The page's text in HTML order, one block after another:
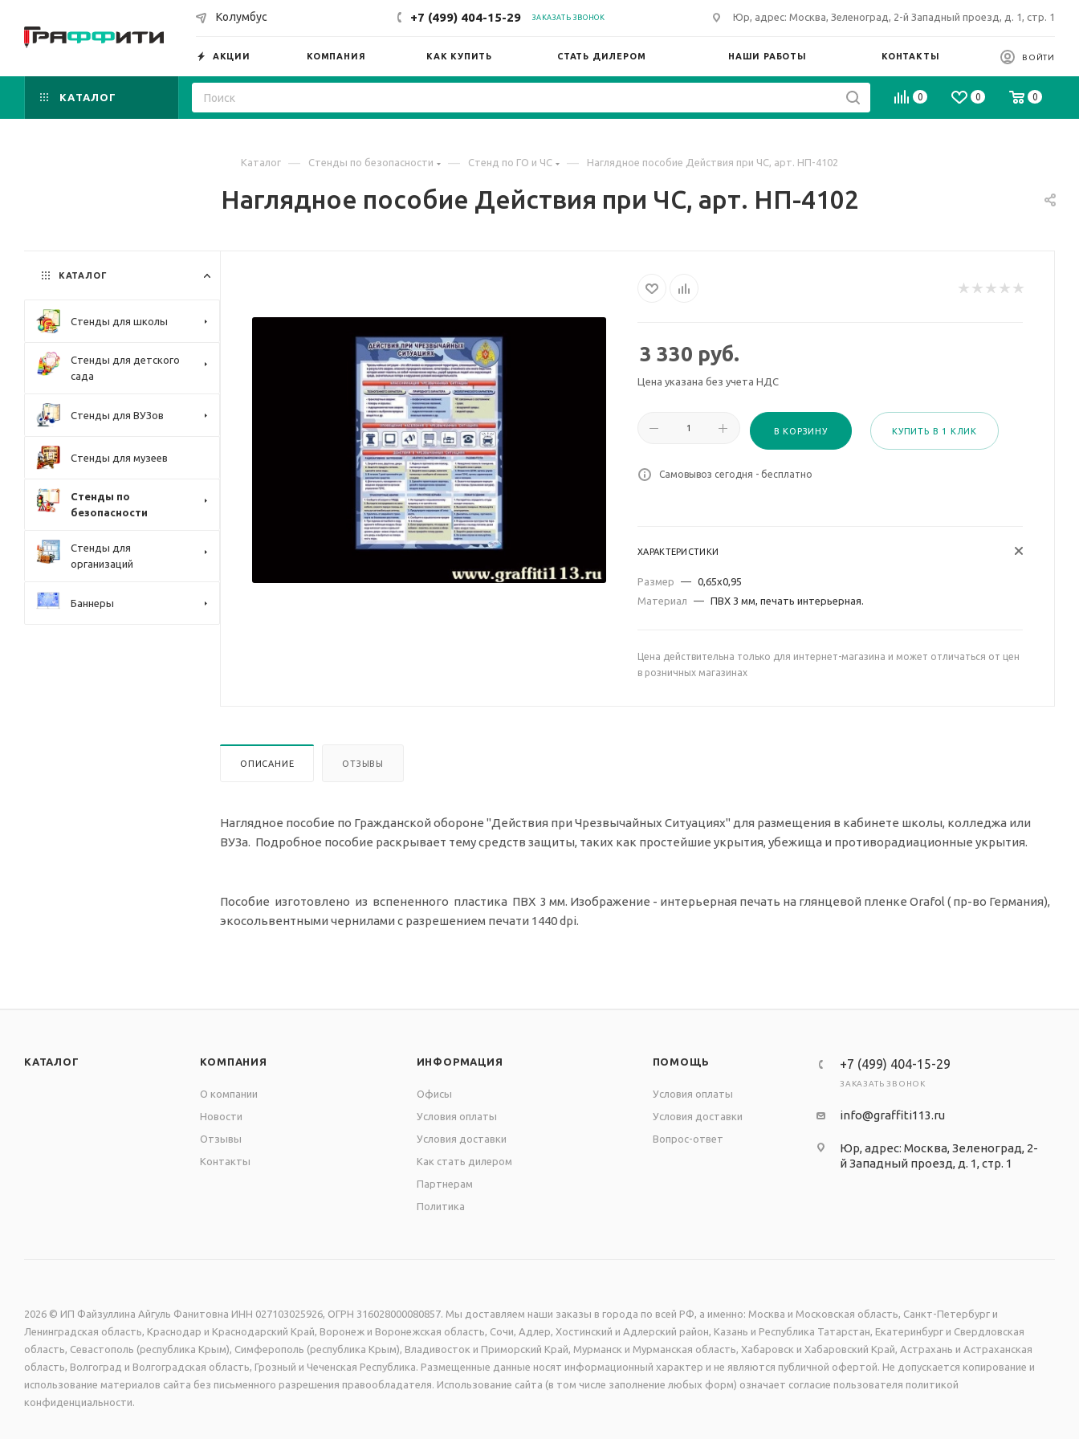
Колумбус +7 (499) 404-15-29 ЗАКАЗАТЬ ЗВОНОК Юр, адрес: Москва, Зеленоград, 2-й Западный проезд, д. 1, стр. 1
АКЦИИ КОМПАНИЯ КАК КУПИТЬ СТАТЬ ДИЛЕРОМ НАШИ РАБОТЫ КОНТАКТЫ ВОЙТИ
КАТАЛОГ 0 0 0
Каталог — Стенды по безопасности — Стенд по ГО и ЧС — Наглядное пособие Действия при ЧС, арт. НП-4102
Наглядное пособие Действия при ЧС, арт. НП-4102
3 330 руб.
Цена указана без учета НДС
В КОРЗИНУ КУПИТЬ В 1 КЛИК
Самовывоз сегодня - бесплатно
ХАРАКТЕРИСТИКИ
Размер — 0,65х0,95
Материал
— ПВХ 3 мм, печать интерьерная.
Цена действительна только для интернет-магазина и может отличаться от цен
в розничных магазинах
ОПИСАНИЕ ОТЗЫВЫ
Наглядное пособие по Гражданской обороне "Действия при Чрезвычайных Ситуациях" для размещения в кабинете школы, колледжа или
ВУЗа. Подробное пособие раскрывает тему средств защиты, таких как простейшие укрытия, убежища и противорадиационные укрытия.
Пособие изготовлено из вспененного пластика ПВХ 3 мм. Изображение - интерьерная печать на глянцевой пленке Orafol ( пр-во Германия),
экосольвентными чернилами с разрешением печати 1440 dpi.
КАТАЛОГ
Стенды для школы
Стенды для детского
сада
Стенды для ВУЗов
Стенды для музеев
Стенды по
безопасности
Стенды для
организаций
Баннеры
КАТАЛОГ КОМПАНИЯ
О компании
Новости
Отзывы
Контакты
ИНФОРМАЦИЯ
Офисы
Условия оплаты
Условия доставки
Как стать дилером
Партнерам
Политика
ПОМОЩЬ
Условия оплаты
Условия доставки
Вопрос-ответ
+7 (499) 404-15-29
ЗАКАЗАТЬ ЗВОНОК
info@graffiti113.ru
Юр, адрес: Москва, Зеленоград, 2-
й Западный проезд, д. 1, стр. 1
2026 © ИП Файзуллина Айгуль Фанитовна ИНН 027103025926, ОГРН 316028000080857. Мы доставляем наши заказы в города по всей РФ, а именно: Москва и Московская область, Санкт-Петербург и
Ленинградская область, Краснодар и Краснодарский Край, Воронеж и Воронежская область, Сочи, Адлер, Хостинский и Адлерский район, Казань и Республика Татарстан, Екатеринбург и Свердловская
область, Севастополь (республика Крым), Симферополь (республика Крым), Владивосток и Приморский Край, Мурманск и Мурманская область, Хабаровск и Хабаровский Край, Астрахань и Астраханская
область, Волгоград и Волгоградская область, Грозный и Чеченская Республика. Размещенные данные носят информационный характер и не являются публичной офертой. Не допускается копирование и
использование материалов сайта без письменного разрешения правообладателя. Использование сайта (в том числе заполнение любых форм) означает согласие пользователя политикой
конфиденциальности.